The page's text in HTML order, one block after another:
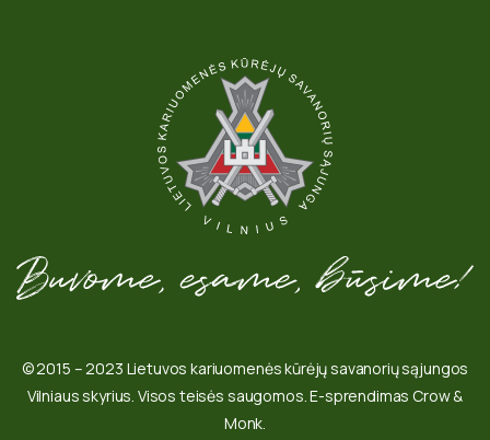
© 2015 – 2023 Lietuvos kariuomenės kūrėjų savanorių sąjungos
Vilniaus skyrius. Visos teisės saugomos. E-sprendimas Crow &
Monk.